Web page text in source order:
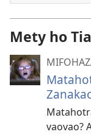
Mety ho
vaovao?